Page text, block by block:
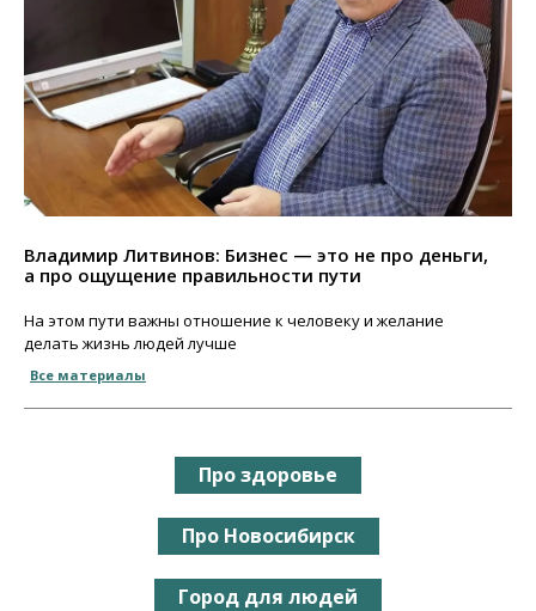
Владимир Литвинов: Бизнес — это не про деньги,
а про ощущение правильности пути
На этом пути важны отношение к человеку и желание
делать жизнь людей лучше
Все материалы
Про здоровье
Про Новосибирск
Город для людей